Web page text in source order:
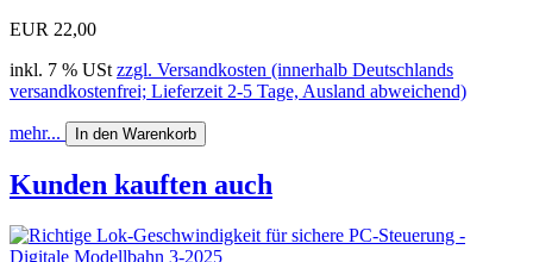
EUR 22,00
inkl. 7 % USt zzgl. Versandkosten (innerhalb Deutschlands
versandkostenfrei; Lieferzeit 2-5 Tage, Ausland abweichend)
mehr... In den Warenkorb
Kunden kauften auch